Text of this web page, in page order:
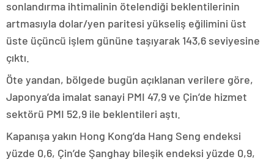
sonlandırma ihtimalinin ötelendiği beklentilerinin
artmasıyla dolar/yen paritesi yükseliş eğilimini üst
üste üçüncü işlem gününe taşıyarak 143,6 seviyesine
çıktı.
Öte yandan, bölgede bugün açıklanan verilere göre,
Japonya’da imalat sanayi PMI 47,9 ve Çin’de hizmet
sektörü PMI 52,9 ile beklentileri aştı.
Kapanışa yakın Hong Kong’da Hang Seng endeksi
yüzde 0,6, Çin’de Şanghay bileşik endeksi yüzde 0,9,